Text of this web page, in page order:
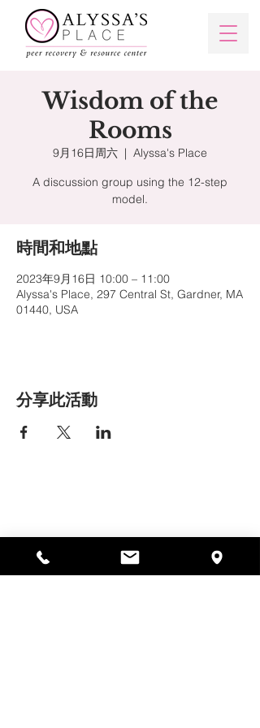
Wisdom of the
Rooms
9月16日周六
  |
Alyssa's Place
A discussion group using the 12-step
model.
時間和地點
2023年9月16日 10:00 – 11:00
Alyssa's Place, 297 Central St, Gardner, MA
01440, USA
分享此活動
01440
978-364-0920